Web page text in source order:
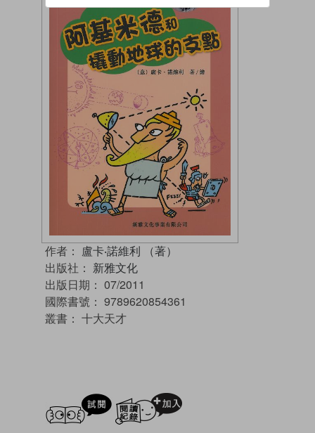
作者： 盧卡‧諾維利 （著）
出版社： 新雅文化
出版日期： 07/2011
國際書號： 9789620854361
叢書： 十大天才
試閲